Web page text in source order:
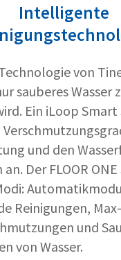
Intelligente
von
sauberes Wasser
Ein iLoop Smart
und den
Der FLOOR
Reinigungen,
und
von Wasser.